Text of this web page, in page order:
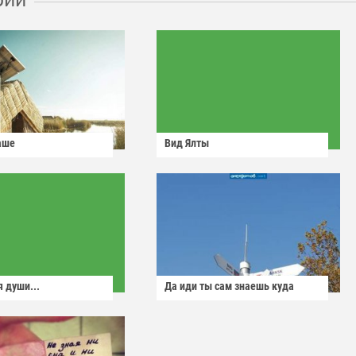
Вид Ялты
души... Да иди ты сам знаешь куда